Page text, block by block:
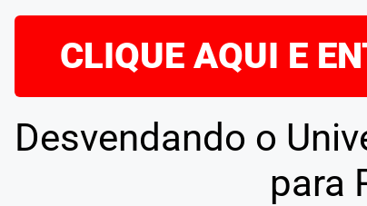
CLIQUE AQUI E
Desvendando o
para